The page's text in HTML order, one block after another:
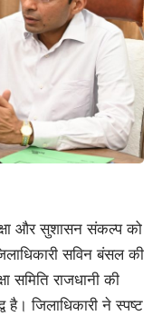
और सुशासन संकल्प को
सविन बंसल की
समिति राजधानी की
है। जिलाधिकारी ने स्पष्ट